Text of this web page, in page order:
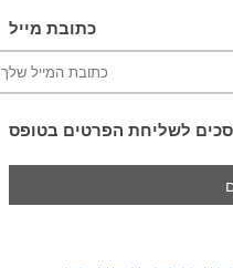
כתובת מייל
לשליחת הפרטים בטופס